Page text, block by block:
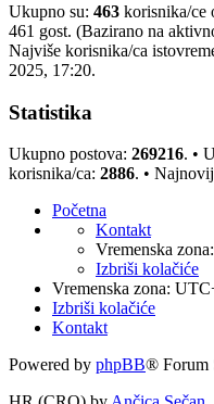
Ukupno su: 463 korisnika/ce
461 gost. (Bazirano na
Najviše korisnika/ca
2025, 17:20.
Statistika
Ukupno postova: 269216. •
korisnika/ca: 2886. •
Početna
Kontakt
Vremenska zona:
Izbriši kolačiće
Vremenska zona:
Izbriši kolačiće
Kontakt
Powered by phpBB® Forum